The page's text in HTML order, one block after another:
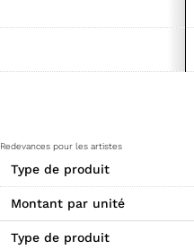
Redevances pour les artistes